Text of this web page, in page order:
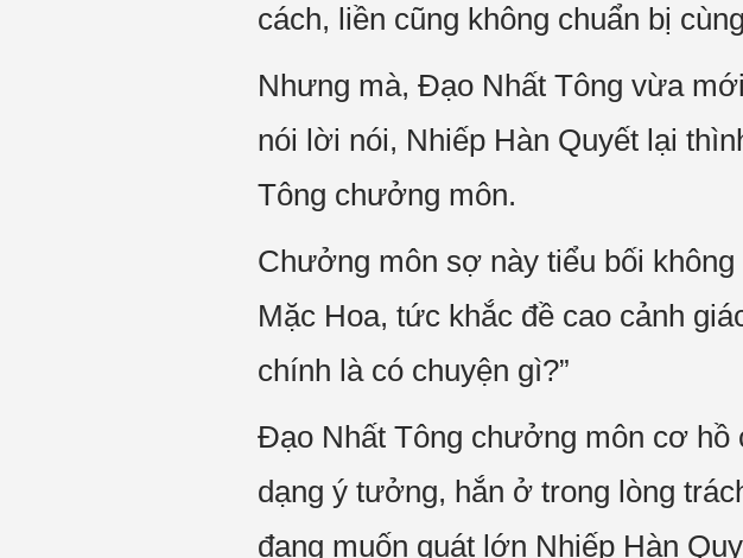
cách, liền cũng không chuẩn bị
Nhưng mà, Đạo Nhất Tông vừa
nói lời nói, Nhiếp Hàn Quyết lại
Tông chưởng môn.
Chưởng môn sợ này tiểu bối
Mặc Hoa, tức khắc đề cao cảnh
chính là có chuyện gì?”
Đạo Nhất Tông chưởng môn cơ hồ
dạng ý tưởng, hắn ở trong lòng
đang muốn quát lớn Nhiếp Hàn